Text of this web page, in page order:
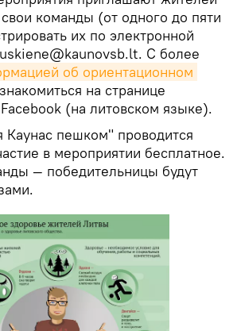
команды (от одного до пяти
их по электронной
С более
об ориентационном
на странице
(на литовском языке).
Каунас пешком" проводится
в мероприятии бесплатное.
— победительницы будут